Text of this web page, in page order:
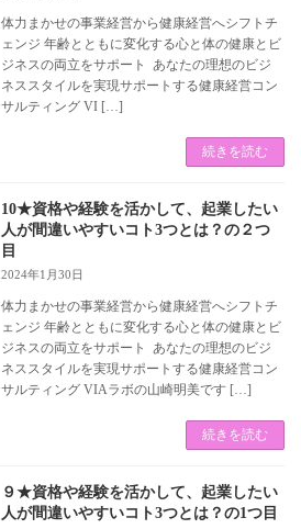
体力まかせの事業経営から健康経営へシフトチ
ェンジ 年齢とともに変化する心と体の健康とビ
ジネスの両立をサポート あなたの理想のビジ
ネススタイルを実現サポートする健康経営コン
サルティング VI […]
続きを読む
10★資格や経験を活かして、起業したい
人が間違いやすいコト3つとは？の２つ
目
2024年1月30日
体力まかせの事業経営から健康経営へシフトチ
ェンジ 年齢とともに変化する心と体の健康とビ
ジネスの両立をサポート あなたの理想のビジ
ネススタイルを実現サポートする健康経営コン
サルティング VIAラボの山崎明美です […]
続きを読む
９★資格や経験を活かして、起業したい
人が間違いやすいコト3つとは？の1つ目